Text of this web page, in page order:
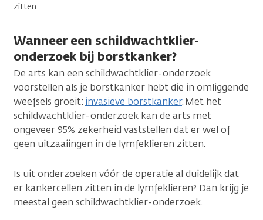
zitten.
Wanneer een schildwachtklier-
onderzoek bij borstkanker?
De arts kan een schildwachtklier-onderzoek
voorstellen als je borstkanker hebt die in omliggende
weefsels groeit: invasieve borstkanker. Met het
schildwachtklier-onderzoek kan de arts met
ongeveer 95% zekerheid vaststellen dat er wel of
geen uitzaaiingen in de lymfeklieren zitten.
Is uit onderzoeken vóór de operatie al duidelijk dat
er kankercellen zitten in de lymfeklieren? Dan krijg je
meestal geen schildwachtklier-onderzoek.